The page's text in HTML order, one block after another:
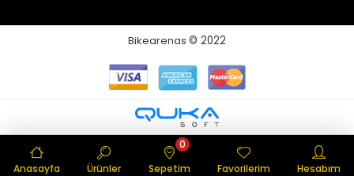
Bikearenas © 2022
Anasayfa Ürünler Sepetim
0
Favorilerim
Hesabım